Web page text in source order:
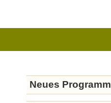
Neues Programm